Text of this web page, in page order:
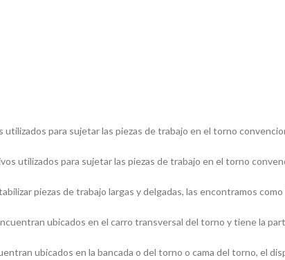
para sujetar las piezas de trabajo en el torno
utilizados para sujetar las piezas de trabajo en el torno
piezas de trabajo largas y delgadas, las encontramos
ubicados en el carro transversal del torno y tiene la
ubicados en la bancada o del torno o cama del torno, el